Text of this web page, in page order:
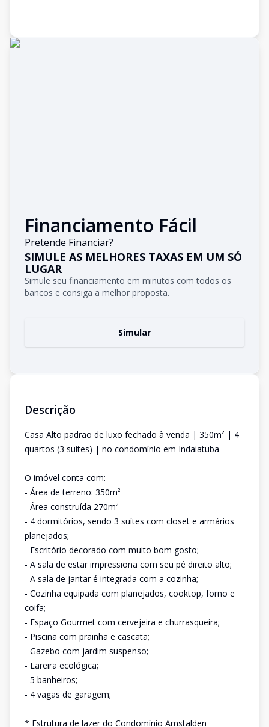
Financiamento Fácil
Pretende Financiar?
SIMULE AS MELHORES TAXAS EM UM SÓ
LUGAR
Simule seu financiamento em minutos com todos os
bancos e consiga a melhor proposta.
Simular
Descrição
Casa Alto padrão de luxo fechado à venda | 350m² | 4
quartos (3 suítes) | no condomínio em Indaiatuba
O imóvel conta com:
- Área de terreno: 350m²
- Área construída 270m²
- 4 dormitórios, sendo 3 suítes com closet e armários
planejados;
- Escritório decorado com muito bom gosto;
- A sala de estar impressiona com seu pé direito alto;
- A sala de jantar é integrada com a cozinha;
- Cozinha equipada com planejados, cooktop, forno e
coifa;
- Espaço Gourmet com cervejeira e churrasqueira;
- Piscina com prainha e cascata;
- Gazebo com jardim suspenso;
- Lareira ecológica;
- 5 banheiros;
- 4 vagas de garagem;
* Estrutura de lazer do Condomínio Amstalden